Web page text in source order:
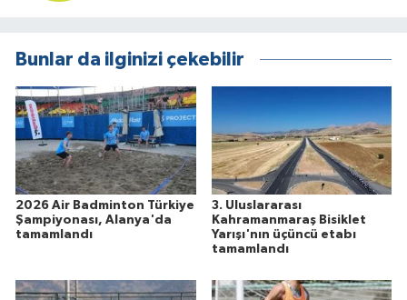
Bunlar da ilginizi çekebilir
2026 Air Badminton Türkiye
Şampiyonası, Alanya'da
tamamlandı
3. Uluslararası
Kahramanmaraş Bisiklet
Yarışı'nın üçüncü etabı
tamamlandı